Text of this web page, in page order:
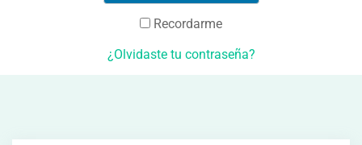
Recordarme
¿Olvidaste tu contraseña?